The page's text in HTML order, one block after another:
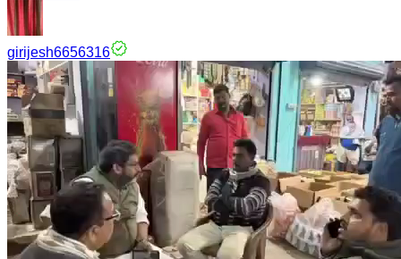
girijesh6656316